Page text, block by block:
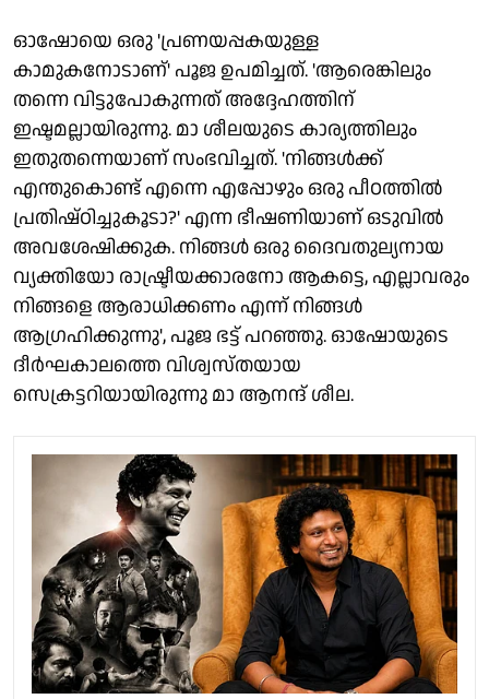
ഓഷോയെ ഒരു 'പ്രണയപ്പകയുള്ള
കാമുകനോടാണ്' പൂജ ഉപമിച്ചത്. 'ആരെങ്കിലും
തന്നെ വിട്ടുപോകുന്നത് അദ്ദേഹത്തിന്
ഇഷ്ടമല്ലായിരുന്നു. മാ ശീലയുടെ കാര്യത്തിലും
ഇതുതന്നെയാണ് സംഭവിച്ചത്. 'നിങ്ങള്‍ക്ക്
എന്തുകൊണ്ട് എന്നെ എപ്പോഴും ഒരു പീഠത്തില്‍
പ്രതിഷ്ഠിച്ചുകൂടാ?' എന്ന ഭീഷണിയാണ് ഒടുവില്‍
അവശേഷിക്കുക. നിങ്ങള്‍ ഒരു ദൈവതുല്യനായ
വ്യക്തിയോ രാഷ്ട്രീയക്കാരനോ ആകട്ടെ, എല്ലാവരും
നിങ്ങളെ ആരാധിക്കണം എന്ന് നിങ്ങള്‍
ആഗ്രഹിക്കുന്നു', പൂജ ഭട്ട് പറഞ്ഞു. ഓഷോയുടെ
ദീര്‍ഘകാലത്തെ വിശ്വസ്തയായ
സെക്രട്ടറിയായിരുന്നു മാ ആനന്ദ് ശീല.